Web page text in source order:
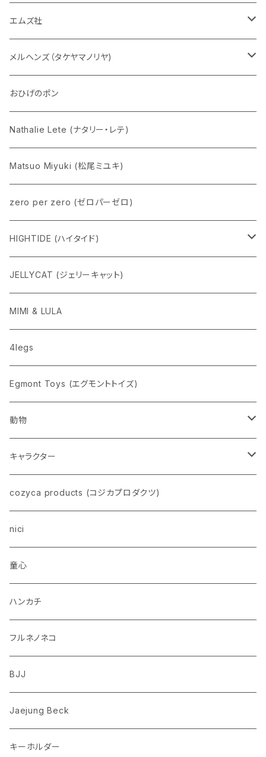
チャーミーちゃん
五型動物
Eddie パンダ
エムズ社
デコちゃん
クマちゃん
メルヘンズ（タケヤマノリヤ)
ケロペチーノ
おひげのポン
Nathalie Lete (ナタリー・レテ)
Matsuo Miyuki (松尾ミユキ)
zero per zero (ゼロパーゼロ)
HIGHTIDE (ハイタイド)
ニューレトロ
penco
nahe
pppppins（ピーーーーンズ）
JELLYCAT (ジェリーキャット)
MIMI & LULA
4legs
Egmont Toys (エグモントトイズ)
動物
ネコ
イヌ
トイプードル
柴犬
ポメラニアン
ウザギ
パンダ
リス
クマ
ゾウ
トリ
キャラクター
スヌーピー
モンチッチ
ムーミン
ちいかわ
ミッフィー
Richard Scarry (リチャード・スキャリー)
おぱんちゅうさぎ/んぽちゃむ
cozyca products (コジカプロダクツ)
nici
童心
ハンカチ
フルネノネコ
BJJ
Jaejung Beck
キーホルダー